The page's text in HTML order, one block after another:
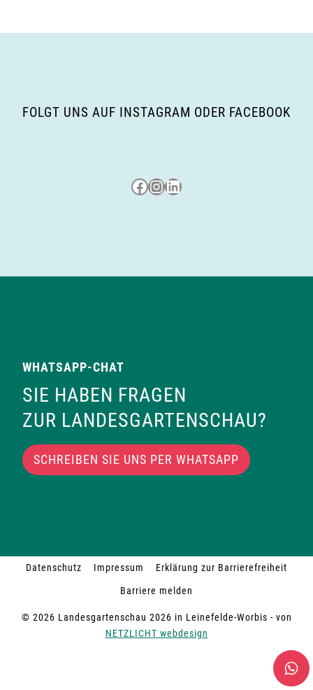
v
FOLGT UNS AUF INSTAGRAM ODER FACEBOOK
Besuche uns auf Facebook
Besuche uns auf Instagram
LinkedIn
WHATSAPP-CHAT
SIE HABEN FRAGEN
ZUR LANDESGARTENSCHAU?
SCHREIBEN SIE UNS PER WHATSAPP
© 2026 Landesgartenschau 2026 in Leinefelde-Worbis - von
NETZLICHT webdesign
Datenschutz Impressum
Erklärung zur Barrierefreiheit
Barriere melden